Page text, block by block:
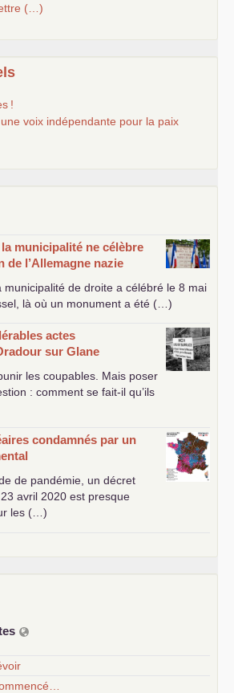
(…)
!
voix indépendante pour la paix
municipalité ne célèbre
de l’Allemagne nazie
municipalité de droite a célébré le 8 mai
là où un monument a été (…)
actes
sur Glane
les coupables. Mais poser
: comment se fait-il qu’ils
condamnés par un
de pandémie, un décret
avril 2020 est presque
les (…)